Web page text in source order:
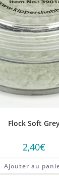
Flock Soft
2,40€
Ajouter au